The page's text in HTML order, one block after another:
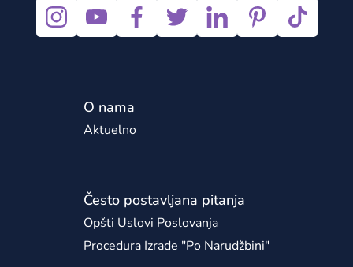
O nama
Aktuelno
Često postavljana pitanja
Opšti Uslovi Poslovanja
Procedura Izrade "po Narudžbini"